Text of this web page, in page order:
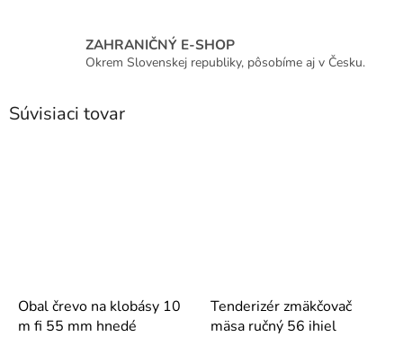
ZAHRANIČNÝ E-SHOP
Okrem Slovenskej republiky, pôsobíme aj v Česku.
Súvisiaci tovar
Obal črevo na klobásy 10
m fi 55 mm hnedé
Tenderizér zmäkčovač
mäsa ručný 56 ihiel